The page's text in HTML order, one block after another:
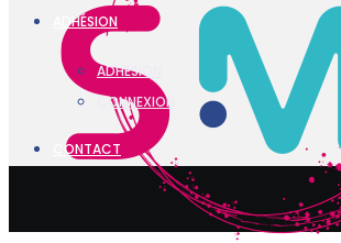
ADHÉSION
ADHÉSION
CONNEXION
CONTACT